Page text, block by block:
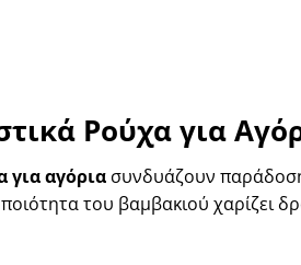
Ρούχα για
για αγόρια συνδυάζουν παράδοση
του βαμβακιού χαρίζει